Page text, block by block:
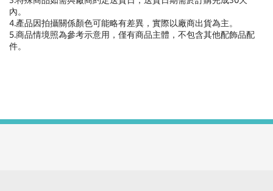
內。
4.產品因拍攝關係顏色可能略有差異，實際以廠商出貨為主。
5.商品情境照為參考示意用，僅有商品主體，不包含其他配飾品配
件。